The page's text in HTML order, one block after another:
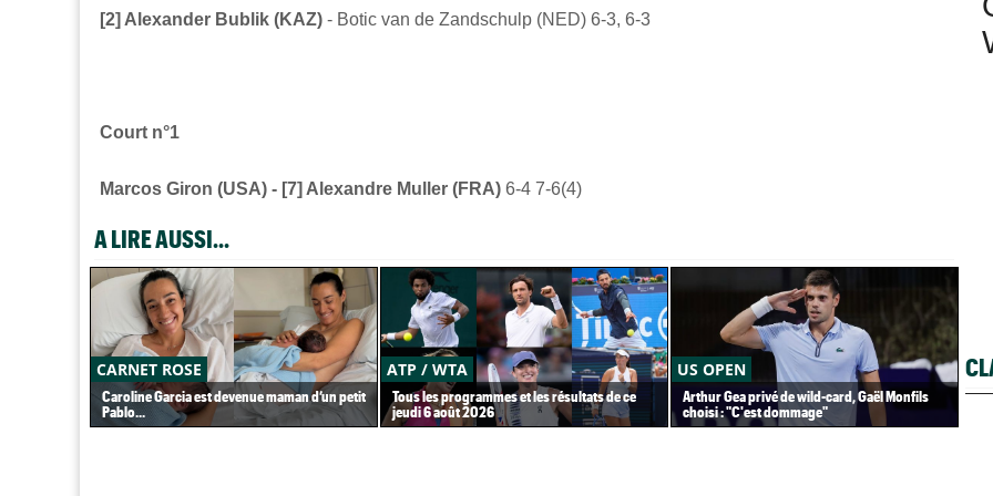
[2] Alexander Bublik (KAZ) - Botic van de Zandschulp (NED) 6-3, 6-3
Court n°1
Marcos Giron (USA) - [7] Alexandre Muller (FRA) 6-4 7-6(4)
A LIRE AUSSI...
CARNET ROSE
Caroline Garcia est devenue maman d’un petit
Pablo...
ATP / WTA
Tous les programmes et les résultats de ce
jeudi 6 août 2026
US OPEN
Arthur Gea privé de wild-card, Gaël Monfils
choisi : "C'est dommage"